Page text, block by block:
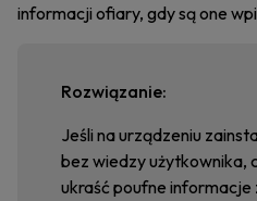
informacji ofiary, gdy są one
Rozwiązanie:
Jeśli na urządzeniu
bez wiedzy użytkownika,
ukraść poufne informacje